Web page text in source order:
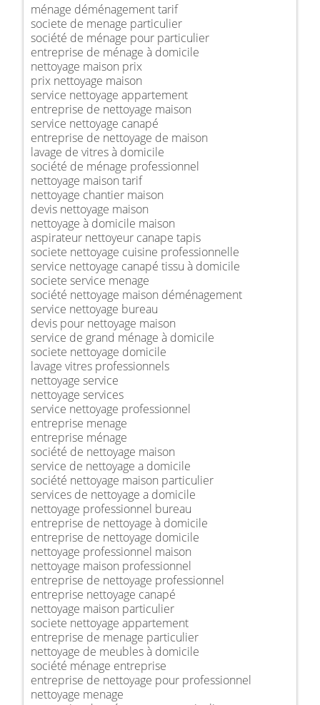
ménage déménagement tarif
societe de menage particulier
société de ménage pour particulier
entreprise de ménage à domicile
nettoyage maison prix
prix nettoyage maison
service nettoyage appartement
entreprise de nettoyage maison
service nettoyage canapé
entreprise de nettoyage de maison
lavage de vitres à domicile
société de ménage professionnel
nettoyage maison tarif
nettoyage chantier maison
devis nettoyage maison
nettoyage à domicile maison
aspirateur nettoyeur canape tapis
societe nettoyage cuisine professionnelle
service nettoyage canapé tissu à domicile
societe service menage
société nettoyage maison déménagement
service nettoyage bureau
devis pour nettoyage maison
service de grand ménage à domicile
societe nettoyage domicile
lavage vitres professionnels
nettoyage service
nettoyage services
service nettoyage professionnel
entreprise menage
entreprise ménage
société de nettoyage maison
service de nettoyage a domicile
société nettoyage maison particulier
services de nettoyage a domicile
nettoyage professionnel bureau
entreprise de nettoyage à domicile
entreprise de nettoyage domicile
nettoyage professionnel maison
nettoyage maison professionnel
entreprise de nettoyage professionnel
entreprise nettoyage canapé
nettoyage maison particulier
societe nettoyage appartement
entreprise de menage particulier
nettoyage de meubles à domicile
société ménage entreprise
entreprise de nettoyage pour professionnel
nettoyage menage